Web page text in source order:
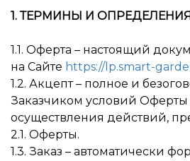
1. ТЕРМИНЫ И
1.1. Оферта – настоящий
на Сайте https://lp.smart-
1.2. Акцепт – полное и
Заказчиком условий Оферты
осуществления действий,
2.1. Оферты.
1.3. Заказ – автоматически